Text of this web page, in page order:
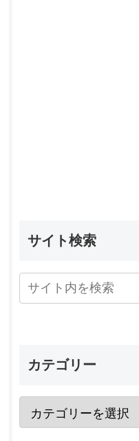
サイト検索
カテゴリー